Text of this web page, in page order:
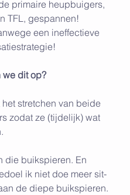
primaire heupbuigers,
TFL, gespannen!
een ineffectieve
we dit op?
het stretchen van beide
zodat ze (tijdelijk) wat
die buikspieren. En
ik niet doe meer sit-
de diepe buikspieren.